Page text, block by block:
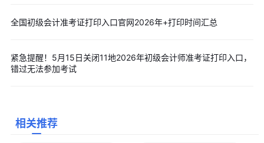
全国初级会计准考证打印入口官网2026年+打印时间汇总
紧急提醒！5月15日关闭11地2026年初级会计师准考证打印入口，
错过无法参加考试
相关推荐